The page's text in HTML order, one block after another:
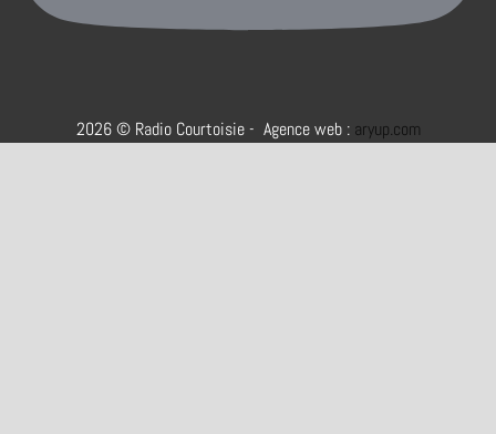
2026 © Radio Courtoisie - Agence web : aryup.com